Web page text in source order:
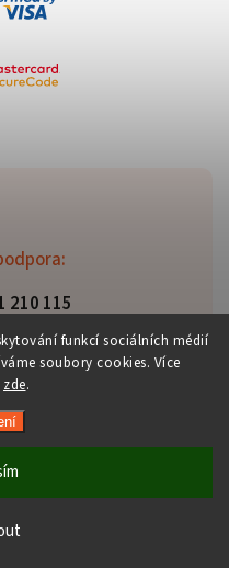
funkcí sociálních médií
soubory cookies. Více
zde.
210 115
. Všechna práva